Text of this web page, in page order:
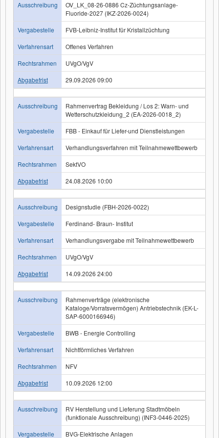
Ausschreibung
OV_LK_08-26-0886 Cz-Züchtungsanlage-
Fluoride-2027 (IKZ-2026-0024)
Vergabestelle
FVB-Leibniz-Institut für Kristallzüchtung
Verfahrensart
Offenes Verfahren
Rechtsrahmen
UVgO/VgV
Abgabefrist
29.09.2026 09:00
Ausschreibung
Rahmenvertrag Bekleidung / Los 2: Warn- und
Wetterschutzkleidung_2 (EA-2026-0018_2)
Vergabestelle
FBB - Einkauf für Liefer-und Dienstleistungen
Verfahrensart
Verhandlungsverfahren mit Teilnahmewettbewerb
Rechtsrahmen
SektVO
Abgabefrist
24.08.2026 10:00
Ausschreibung
Designstudie (FBH-2026-0022)
Vergabestelle
Ferdinand- Braun- Institut
Verfahrensart
Verhandlungsvergabe mit Teilnahmewettbewerb
Rechtsrahmen
UVgO/VgV
Abgabefrist
14.09.2026 24:00
Ausschreibung
Rahmenverträge (elektronische
Kataloge/Vorratsvermögen) Antriebstechnik (EK-L-
SAP-6000166946)
Vergabestelle
BWB - Energie Controlling
Verfahrensart
Nichtförmliches Verfahren
Rechtsrahmen
NFV
Abgabefrist
10.09.2026 12:00
Ausschreibung
RV Herstellung und Lieferung Stadtmöbeln
(funktionale Ausschreibung) (INF3-0446-2025)
Vergabestelle
BVG-Elektrische Anlagen